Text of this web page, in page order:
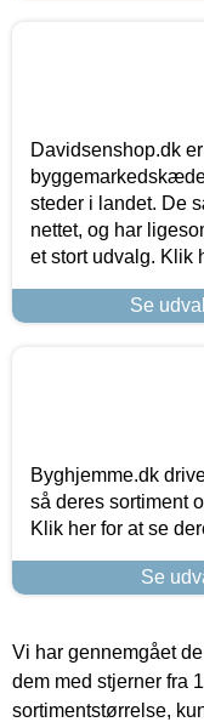
Davidsenshop.dk
steder i landet. De
nettet, og har
et stort udvalg. Klik
Se
Byghjemme.dk
så deres sortiment
Klik her for at se
Se
Vi har gennemgået
dem med stjerner fra
sortimentstørrelse,